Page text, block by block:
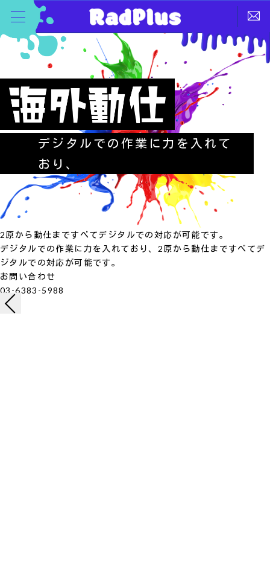
デジタルでの作業に力を入れて
おり、
2原から動仕まですべてデジタルでの対応が可能です。
デジタルでの作業に力を入れており、2原から動仕まですべてデ
ジタルでの対応が可能です。
お問い合わせ
03-6383-5988